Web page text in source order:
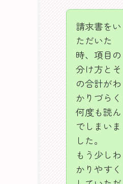
請求書をい
ただいた
時、項目の
分け方とそ
の合計がわ
かりづらく
何度も読ん
でしまいま
した。
もう少しわ
かりやすく